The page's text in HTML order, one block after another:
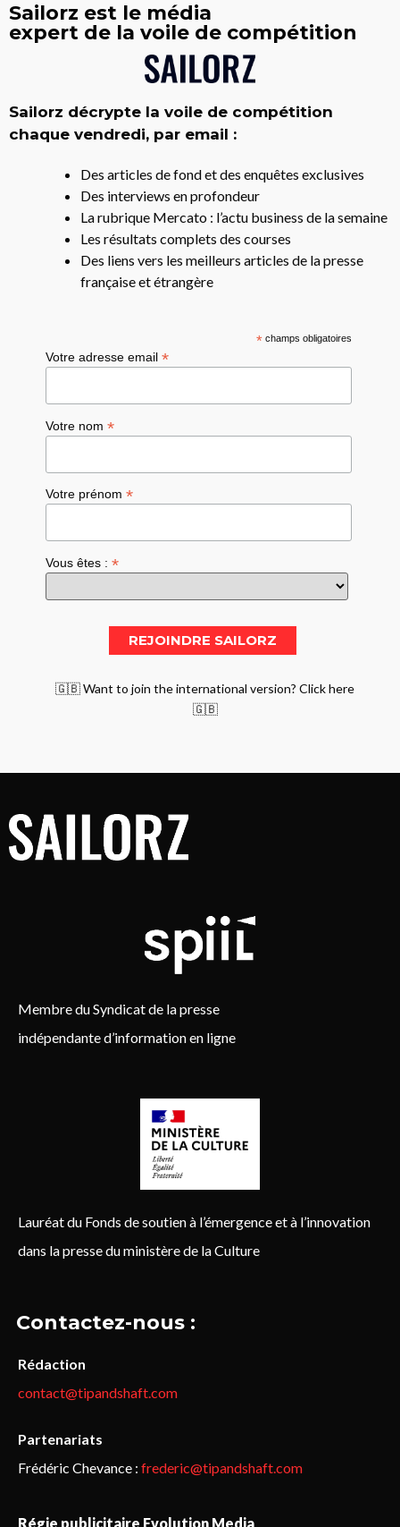
Sailorz est le média
expert de la voile de compétition
Sailorz décrypte la voile de compétition
chaque vendredi, par email :
Des articles de fond et des enquêtes exclusives
Des interviews en profondeur
La rubrique Mercato : l’actu business de la semaine
Les résultats complets des courses
Des liens vers les meilleurs articles de la presse
française et étrangère
*champs obligatoires
Votre adresse email*
Votre nom*
Votre prénom*
Vous êtes :*
🇬🇧 Want to join the international version? Click here
🇬🇧
Membre du Syndicat de la presse
indépendante d’information en ligne
Lauréat du Fonds de soutien à l’émergence et à l’innovation
dans la presse du ministère de la Culture
Contactez-nous :
Rédaction
contact@tipandshaft.com
Partenariats
Frédéric Chevance : frederic@tipandshaft.com
Régie publicitaire Evolution Media